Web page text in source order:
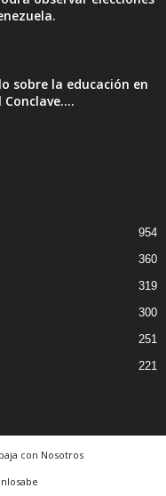
sobre la educación en
954
360
319
300
251
221
con Nosotros